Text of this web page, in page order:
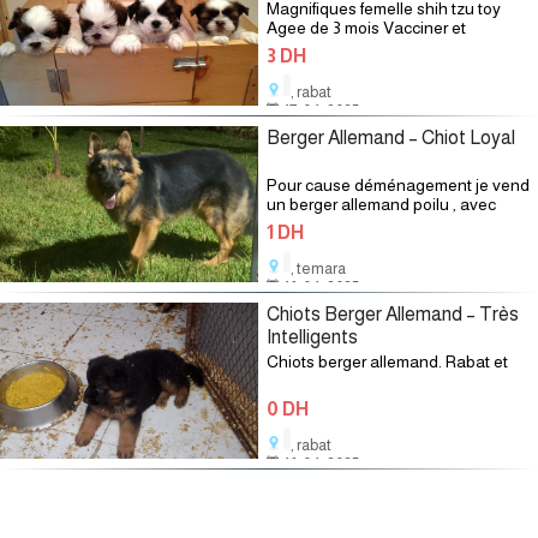
Magnifiques femelle shih tzu toy
Agee de 3 mois Vacciner et
vermifuge régulièrement Maltais
disponible immédiatement mot clé :
Chiwaawa chien cien chat chiot
chien bichon
3 DH
, rabat
17/04/2025
Berger Allemand – Chiot Loyal
Pour cause déménagement je vend
un berger allemand poilu , avec
carnet de vaccination, agé de deux
ans, dressé dressage de base
.Sociable, ne mord pas,idéal pour
une famille
1 DH
, temara
16/04/2025
Chiots Berger Allemand – Très
Intelligents
Chiots berger allemand. Rabat et
0 DH
, rabat
16/04/2025